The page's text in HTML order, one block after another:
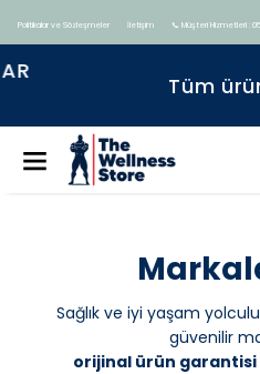
Politikalar ve Sözleşmeler İletişim 📞 Müşteri Hizmetleri :
Tüm ürünlerde
Sağlık ve iyi yaşam
güvenilir
orijinal ürün garantisi